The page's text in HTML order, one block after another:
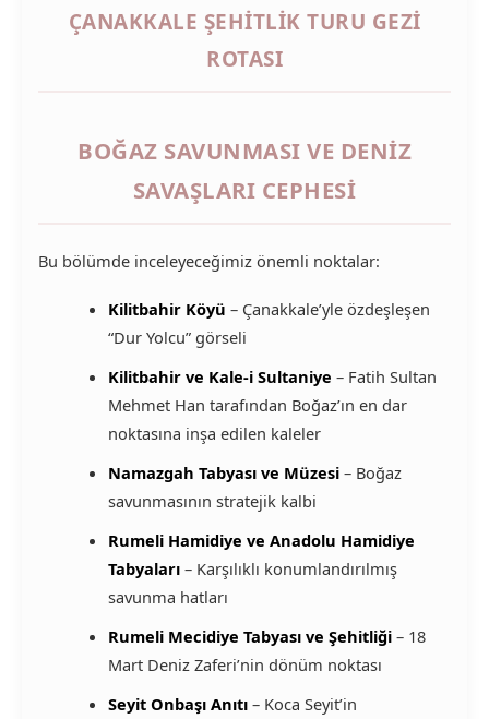
ÇANAKKALE ŞEHITLIK TURU GEZI
ROTASI
BOĞAZ SAVUNMASI VE DENIZ
SAVAŞLARI CEPHESI
Bu bölümde inceleyeceğimiz önemli noktalar:
Kilitbahir Köyü – Çanakkale’yle özdeşleşen
“Dur Yolcu” görseli
Kilitbahir ve Kale-i Sultaniye – Fatih Sultan
Mehmet Han tarafından Boğaz’ın en dar
noktasına inşa edilen kaleler
Namazgah Tabyası ve Müzesi– Boğaz
savunmasının stratejik kalbi
Rumeli Hamidiye ve Anadolu Hamidiye
Tabyaları– Karşılıklı konumlandırılmış
savunma hatları
Rumeli Mecidiye Tabyası ve Şehitliği– 18
Mart Deniz Zaferi’nin dönüm noktası
Seyit Onbaşı Anıtı– Koca Seyit’in